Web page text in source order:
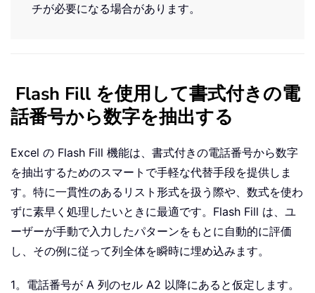
チが必要になる場合があります。
Flash Fill を使用して書式付きの電
話番号から数字を抽出する
Excel の Flash Fill 機能は、書式付きの電話番号から数字
を抽出するためのスマートで手軽な代替手段を提供しま
す。特に一貫性のあるリスト形式を扱う際や、数式を使わ
ずに素早く処理したいときに最適です。Flash Fill は、ユ
ーザーが手動で入力したパターンをもとに自動的に評価
し、その例に従って列全体を瞬時に埋め込みます。
1。電話番号が A 列のセル A2 以降にあると仮定します。